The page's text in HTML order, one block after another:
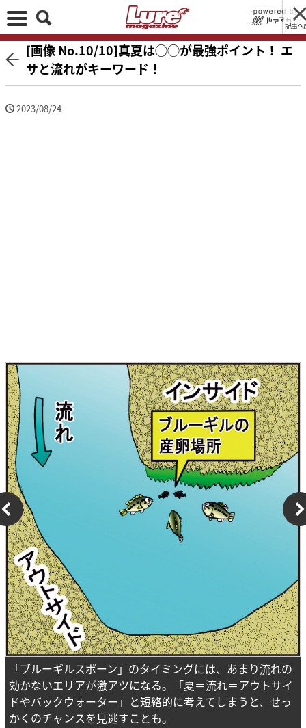
記事へ
[画像 No.10/10]真夏は◯◯が最強ポイント！ エ
サと流れがキーワード！
2023/08/24
「ブルーギルスポーン」のタイミングには、あまり流れの
効かないエリアが激アツになる。「夏＝流れ＝アウトサイ
ドやバックウォーター」と短絡的に考えてしまうと、せっ
かくのチャンスを見逃すことも。